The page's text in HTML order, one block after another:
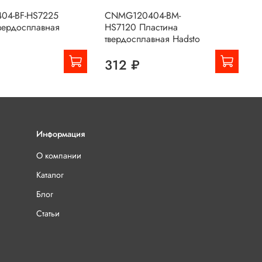
BF-HS7225
CNMG120404-BM-
HS7120 Пластина
твердосплавная Hadsto
312 ₽
Информация
О компании
Каталог
Блог
Статьи